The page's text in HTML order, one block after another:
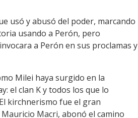
usó y abusó del poder, marcando
usando a Perón, pero
a Perón en sus proclamas y
Milei haya surgido en la
el clan K y todos los que lo
kirchnerismo fue el gran
Macri, abonó el camino